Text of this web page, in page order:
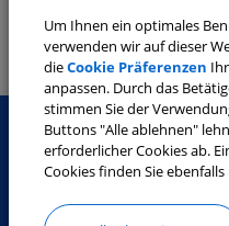
Gemeinde Laberweinting
Mitarbeiter
Detail
SO ERREICHEN SIE
Um Ihnen ein optimales
verwenden wir auf dieser
dieCookie Präferenzen
anpassen. Durch das
stimmen Sie der
Buttons "Alle ablehnen"
erforderlicher Cookies ab.
Cookies finden Sie